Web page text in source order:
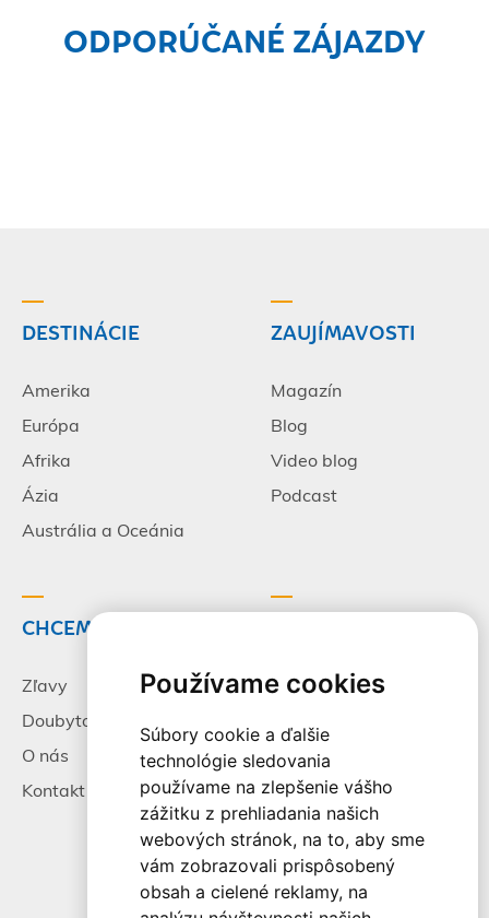
Používame cookies
Súbory cookie a ďalšie
technológie sledovania
používame na zlepšenie vášho
zážitku z prehliadania našich
webových stránok, na to, aby sme
vám zobrazovali prispôsobený
obsah a cielené reklamy, na
ODPORÚČANÉ ZÁJAZDY
DESTINÁCIE
Amerika
Európa
Afrika
Ázia
Austrália a Oceánia
ZAUJÍMAVOSTI
Magazín
Blog
Video blog
Podcast
CHCEM CESTOVAŤ
Zľavy
Doubytovanie
O nás
Kontakt
Pracovné príležitosti
Všeobecné zmluvné
podmienky
Alternatívne riešenie
sporov
Spracovanie osobných
údajov